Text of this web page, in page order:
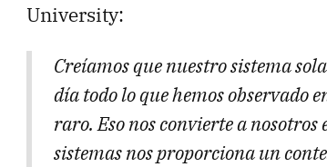
University:
Creíamos que nuestro sistema
día todo lo que hemos observado
raro. Eso nos convierte a nosotros
sistemas nos proporciona un